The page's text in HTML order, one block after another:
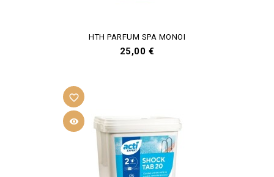
HTH PARFUM SPA MONOI
Prix
25,00 €

favorite_border